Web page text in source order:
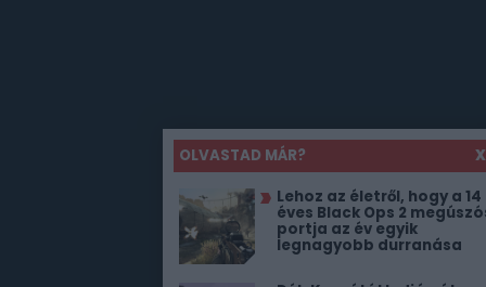
OLVASTAD MÁR?
X
Lehoz az életről, hogy a 14
éves Black Ops 2
portja az év egyik
legnagyobb durranása